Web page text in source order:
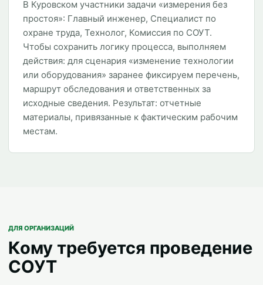
В Куровском участники задачи «измерения без
простоя»: Главный инженер, Специалист по
охране труда, Технолог, Комиссия по СОУТ.
Чтобы сохранить логику процесса, выполняем
действия: для сценария «изменение технологии
или оборудования» заранее фиксируем перечень,
маршрут обследования и ответственных за
исходные сведения. Результат: отчетные
материалы, привязанные к фактическим рабочим
местам.
ДЛЯ ОРГАНИЗАЦИЙ
Кому требуется проведение
СОУТ